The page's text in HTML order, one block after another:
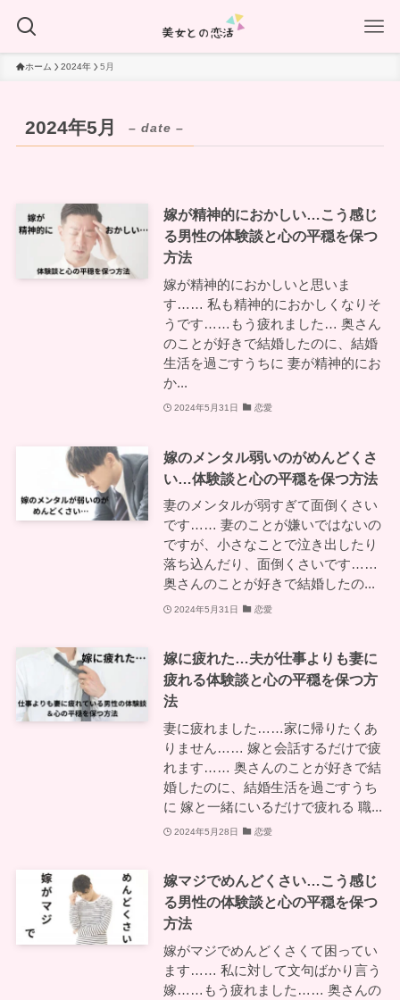
ホーム 2024年 5月
2024年5月 – date –
嫁が精神的におかしい…こう感じ
る男性の体験談と心の平穏を保つ
方法
嫁が精神的におかしいと思いま
す…… 私も精神的におかしくなりそ
うです……もう疲れました… 奥さん
のことが好きで結婚したのに、結婚
生活を過ごすうちに 妻が精神的にお
か...
2024年5月31日 恋愛
嫁のメンタル弱いのがめんどくさ
い…体験談と心の平穏を保つ方法
妻のメンタルが弱すぎて面倒くさい
です…… 妻のことが嫌いではないの
ですが、小さなことで泣き出したり
落ち込んだり、面倒くさいです……
奥さんのことが好きで結婚したの...
2024年5月31日 恋愛
嫁に疲れた…夫が仕事よりも妻に
疲れる体験談と心の平穏を保つ方
法
妻に疲れました……家に帰りたくあ
りません…… 嫁と会話するだけで疲
れます…… 奥さんのことが好きで結
婚したのに、結婚生活を過ごすうち
に 嫁と一緒にいるだけで疲れる 職...
2024年5月28日 恋愛
嫁マジでめんどくさい…こう感じ
る男性の体験談と心の平穏を保つ
方法
嫁がマジでめんどくさくて困ってい
ます…… 私に対して文句ばかり言う
嫁……もう疲れました…… 奥さんの